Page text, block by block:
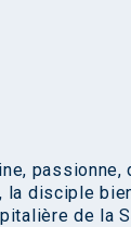
disciple
de la